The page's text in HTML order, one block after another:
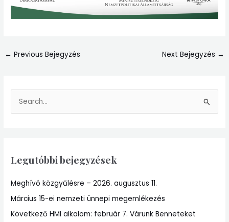
← Previous Bejegyzés Next Bejegyzés →
c
f
o
r
Legutóbbi bejegyzések
Meghívó közgyűlésre – 2026. augusztus 11.
Március 15-ei nemzeti ünnepi megemlékezés
Következő HMI alkalom: február 7. Várunk Benneteket